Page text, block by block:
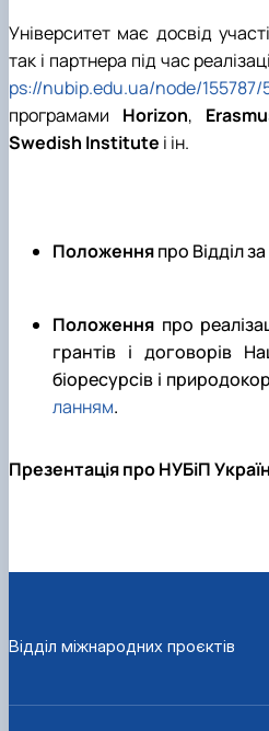
Університет має досвід
так і партнера під час
ps://nubip.edu.ua/node/155787/
програмами Horizon,
Swedish Institute і ін.
Положенняпро Відділ за
Положення про
грантів і договорів
біоресурсів і
ланням.
Презентація про НУБіП
Відділ міжнародних проєктів